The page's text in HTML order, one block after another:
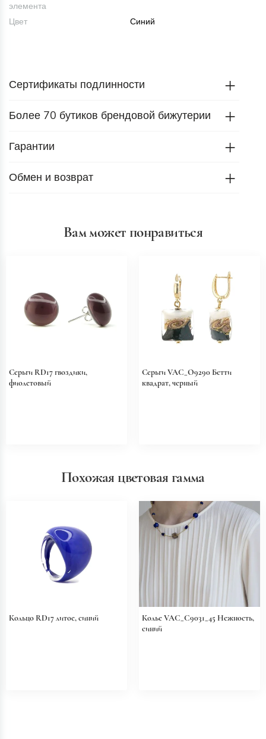
элемента
Цвет Синий
Сертификаты подлинности
Более 70 бутиков брендовой бижутерии
Гарантии
Обмен и возврат
Вам может понравиться
Серьги RD17 гвоздики,
фиолетовый
Серьги VAC_O9290 Бетти
квадрат, черный
Похожая цветовая гамма
Кольцо RD17 литое, синий
Колье VAC_C9031_45 Нежность,
синий